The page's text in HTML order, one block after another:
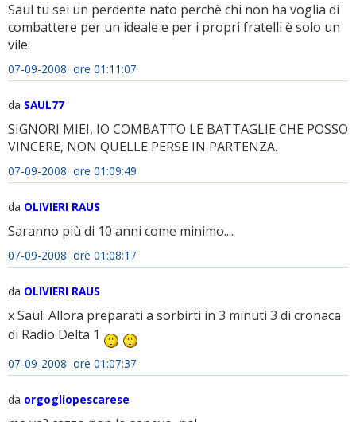
Saul tu sei un perdente nato perchè chi non ha voglia di
combattere per un ideale e per i propri fratelli è solo un
vile.
07-09-2008 ore 01:11:07
da SAUL77
SIGNORI MIEI, IO COMBATTO LE BATTAGLIE CHE POSSO
VINCERE, NON QUELLE PERSE IN PARTENZA.
07-09-2008 ore 01:09:49
da OLIVIERI RAUS
Saranno più di 10 anni come minimo....
07-09-2008 ore 01:08:17
da OLIVIERI RAUS
x Saul: Allora preparati a sorbirti in 3 minuti 3 di cronaca
di Radio Delta 1
07-09-2008 ore 01:07:37
da orgogliopescarese